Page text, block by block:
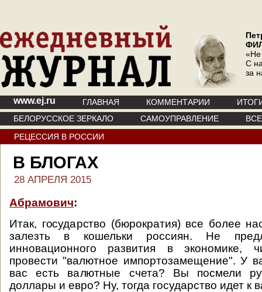
«Не
С
за
www.ej.ru ГЛАВНАЯ КОММЕНТАРИИ
БЕЛОРУССКОЕ ЗЕРКАЛО
САМОУПРАВЛЕНИЕ
РЕЦЕССИЯ В РОССИИ
В БЛОГАХ
28 АПРЕЛЯ 2015
Абрамович:
Итак, государство (бюрократия) все более
залезть в кошельки россиян. Не
инновационного развития в экономике,
провести "валютное импортозамещение". У
вас есть валютные счета? Вы посмели
доллары и евро? Ну, тогда государство идет к